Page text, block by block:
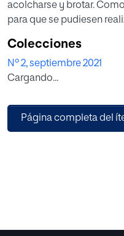
acolcharse y brotar. Como toda semilla, necesitó tiempo
para que se pudiesen
analizar y regular
crear un compost nutritivo y
esas condiciones adecuadas que obran el milagro de la
Colecciones
Nº 2, septiembre 2021
Cargando...
Página completa del